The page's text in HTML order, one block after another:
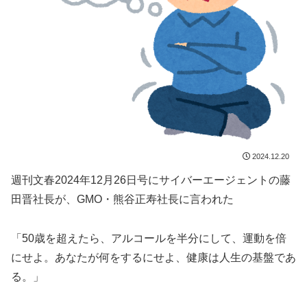
2024.12.20
週刊文春2024年12月26日号にサイバーエージェントの藤
田晋社長が、GMO・熊谷正寿社長に言われた
「50歳を超えたら、アルコールを半分にして、運動を倍
にせよ。あなたが何をするにせよ、健康は人生の基盤であ
る。」